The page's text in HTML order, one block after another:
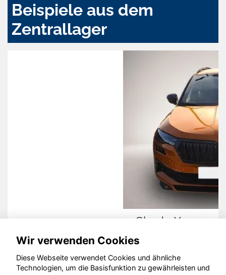
Beispiele aus dem
Zentrallager
Wir verwenden Cookies
Diese Webseite verwendet Cookies und ähnliche
Technologien, um die Basisfunktion zu gewährleisten und